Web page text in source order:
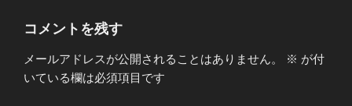
コメントを残す
メールアドレスが公開されることはありません。 ※ が付
いている欄は必須項目です